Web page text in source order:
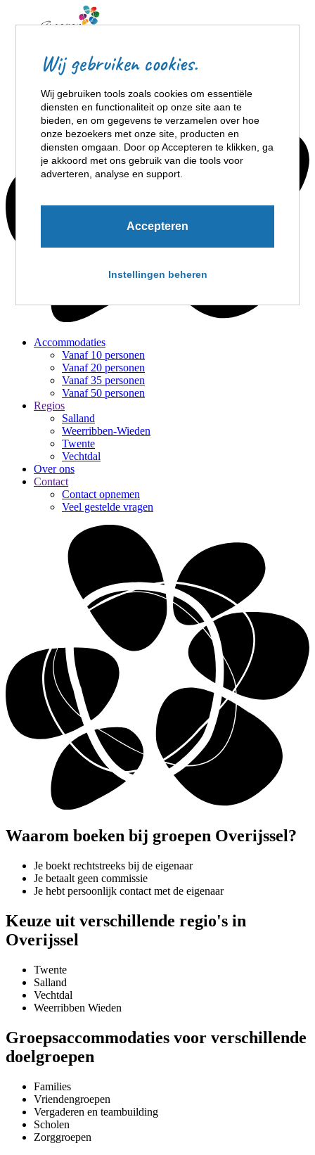
Accommodaties
Vanaf 10 personen
Vanaf 20 personen
Vanaf 35 personen
Vanaf 50 personen
Regios
Salland
Weerribben-Wieden
Twente
Vechtdal
Over ons
Contact
Contact opnemen
Veel gestelde vragen
Waarom boeken bij groepen Overijssel?
Je boekt rechtstreeks bij de eigenaar
Je betaalt geen commissie
Je hebt persoonlijk contact met de eigenaar
Keuze uit verschillende regio's in
Overijssel
Twente
Salland
Vechtdal
Weerribben Wieden
Groepsaccommodaties voor verschillende
doelgroepen
Families
Vriendengroepen
Vergaderen en teambuilding
Scholen
Zorggroepen
Wij gebruiken cookies.
Wij gebruiken tools zoals cookies om essentiële
diensten en functionaliteit op onze site aan te
bieden, en om gegevens te verzamelen over hoe
onze bezoekers met onze site, producten en
diensten omgaan. Door op Accepteren te klikken, ga
je akkoord met ons gebruik van die tools voor
adverteren, analyse en support.
Accepteren
Instellingen beheren